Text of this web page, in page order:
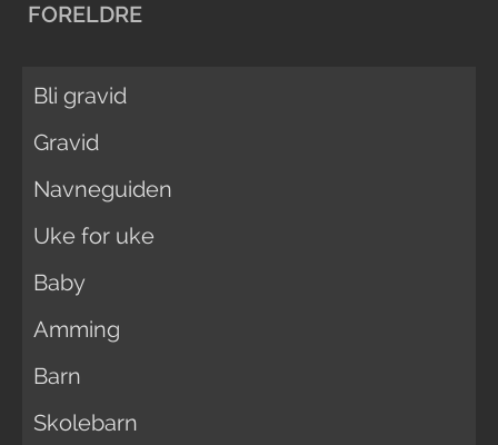
FORELDRE
Bli gravid
Gravid
Navneguiden
Uke for uke
Baby
Amming
Barn
Skolebarn